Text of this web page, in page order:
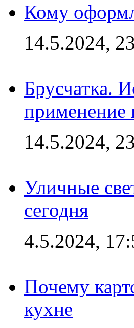
Кому
14.5.2024,
Брусчатка.
применение
14.5.2024,
Уличные
сегодня
4.5.2024,
Почему
кухне